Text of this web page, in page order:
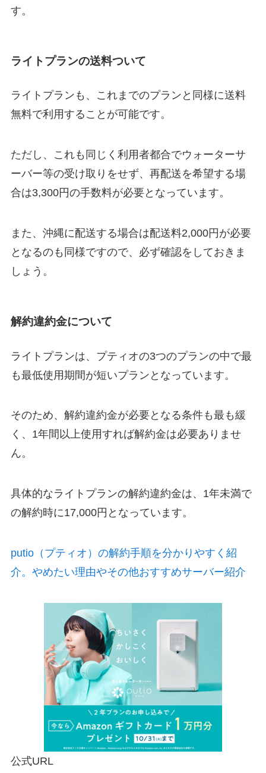
す。
ライトプランの送料ついて
ライトプランも、これまでのプランと同様に送料
無料で利用することが可能です。
ただし、これも同じく利用者都合でウォーターサ
ーバー等の受け取りをせず、再配送を希望する場
合は3,300円の手数料が必要となっています。
また、沖縄に配送する場合は配送料2,000円が必要
となるのも同様ですので、必ず確認をしておきま
しょう。
解約違約金について
ライトプランは、プティオの3つのプランの中で最
も最低使用期間が短いプランとなっています。
そのため、解約違約金が必要となる条件も最も緩
く、 1年間以上使用すれば解約金は必要ありませ
ん。
具体的なライトプランの解約違約金は、1年未満で
の解約時に17,000円となっています。
putio（プティオ）の解約手順を分かりやすく紹
介。やめたい理由やその他おすすめサーバー紹介
公式URL